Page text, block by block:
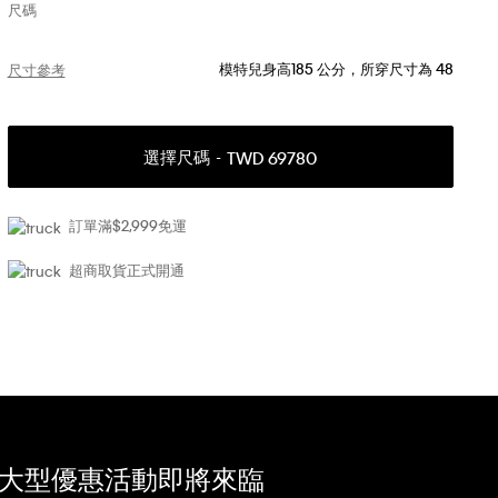
尺碼
尺寸參考 模特兒身高185 公分，所穿尺寸為 48
選擇尺碼 TWD 69780
訂單滿$2,999免運
超商取貨正式開通
型優惠活動即將來臨